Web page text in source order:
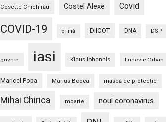
Cosette Chichirău Costel Alexe Covid
COVID-19 crimă DIICOT DNA DSP
guvern iasi Klaus Iohannis Ludovic Orban
Maricel Popa Marius Bodea mască de protecție
Mihai Chirica moarte noul coronavirus